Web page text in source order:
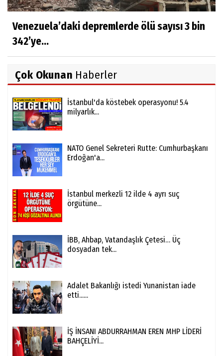
Venezuela’daki depremlerde ölü sayısı 3 bin
342’ye...
Çok Okunan Haberler
İstanbul'da köstebek operasyonu! 5.4
milyarlık...
NATO Genel Sekreteri Rutte: Cumhurbaşkanı
Erdoğan'a...
İstanbul merkezli 12 ilde 4 ayrı suç
örgütüne...
İBB, Ahbap, Vatandaşlık Çetesi… Üç
dosyadan tek...
Adalet Bakanlığı istedi Yunanistan iade
etti......
İŞ İNSANI ABDURRAHMAN EREN MHP LİDERİ
BAHÇELİYİ...